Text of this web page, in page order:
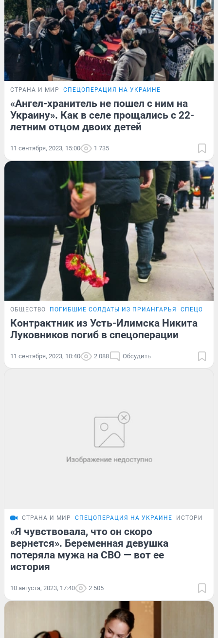
СТРАНА И МИР СПЕЦОПЕРАЦИЯ НА УКРАИНЕ
«Ангел-хранитель не пошел с ним на
Украину». Как в селе прощались с 22-
летним отцом двоих детей
11 сентября, 2023, 15:00 1 735
ОБЩЕСТВО ПОГИБШИЕ СОЛДАТЫ ИЗ ПРИАНГАРЬЯ
Контрактник из Усть-Илимска Никита
Луковников погиб в спецоперации
11 сентября, 2023, 10:40 2 088 Обсудить
СТРАНА И МИР СПЕЦОПЕРАЦИЯ НА УКРАИНЕ ИСТОРИИ
«Я чувствовала, что он скоро
вернется». Беременная девушка
потеряла мужа на СВО — вот ее
история
10 августа, 2023, 17:40 2 505